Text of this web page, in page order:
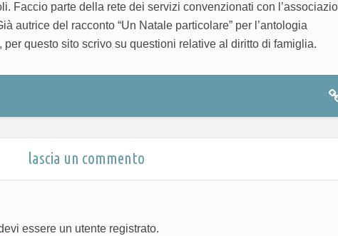
Faccio parte della rete dei servizi convenzionati con
autrice del racconto “Un Natale particolare” per l’antologia
per questo sito scrivo su questioni relative al diritto di famiglia.
lascia un commento
essere un utente registrato.